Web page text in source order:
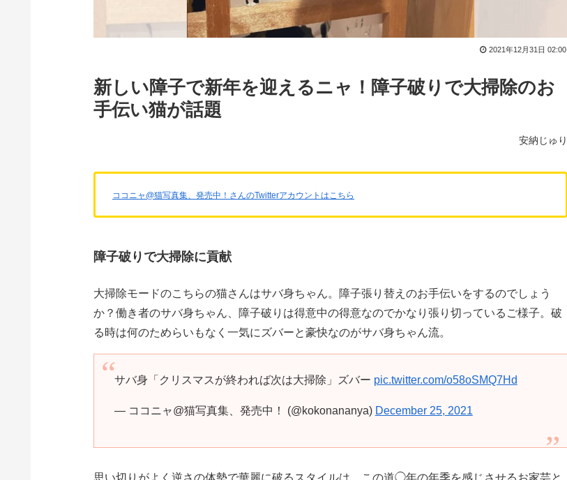
新しい障子で新年を迎えるニャ！障子破りで大掃除のお
手伝い猫が話題
2021年12月31日 02:00
安納じゅり
ココニャ@猫写真集、発売中！さんのTwitterアカウントはこちら
障子破りで大掃除に貢献
大掃除モードのこちらの猫さんはサバ身ちゃん。障子張り替えのお手伝いをするのでしょう
か？働き者のサバ身ちゃん、障子破りは得意中の得意なのでかなり張り切っているご様子。破
る時は何のためらいもなく一気にズバーと豪快なのがサバ身ちゃん流。
サバ身「クリスマスが終われば次は大掃除」ズバー pic.twitter.com/o58oSMQ7Hd
— ココニャ@猫写真集、発売中！ (@kokonananya) December 25, 2021
思い切りがよく逆さの体勢で華麗に破るスタイルは、この道◯年の年季を感じさせるお家芸と